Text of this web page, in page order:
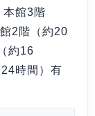
館3階
2階（約20
約16
時間）有